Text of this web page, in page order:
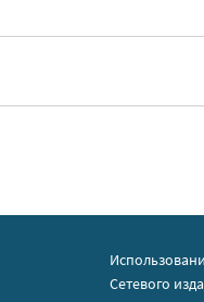
Сетевого